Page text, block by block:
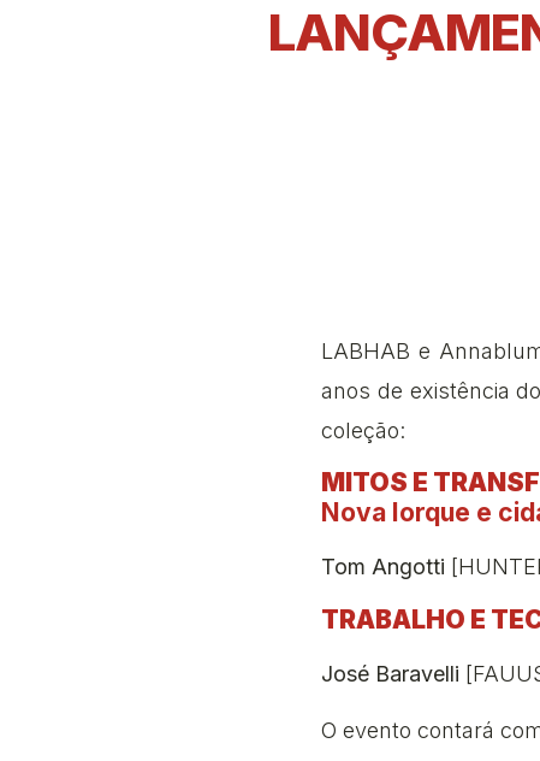
LABHAB e
anos de existência
coleção:
MITOS E
Nova Iorque e
Tom Angotti
TRABALHO E
José Baravelli
O evento contará